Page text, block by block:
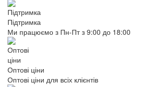
Підтримка
Ми працюємо з Пн-Пт з 9:00 до 18:00
Оптові ціни
Оптові ціни для всіх клієнтів